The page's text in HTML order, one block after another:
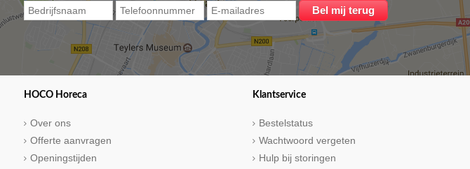
HOCO Horeca
Over ons
Offerte aanvragen
Openingstijden
Klantservice
Bestelstatus
Wachtwoord vergeten
Hulp bij storingen